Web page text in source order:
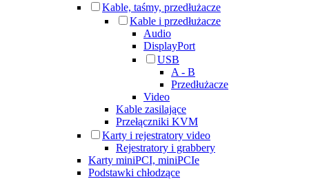
Kable, taśmy, przedłużacze
Kable i przedłużacze
Audio
DisplayPort
USB
A - B
Przedłużacze
Video
Kable zasilające
Przełączniki KVM
Karty i rejestratory video
Rejestratory i grabbery
Karty miniPCI, miniPCIe
Podstawki chłodzące